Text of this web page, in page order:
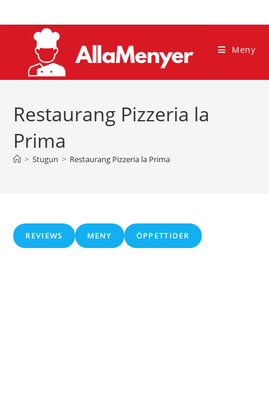
till
innehållet
Meny
Restaurang Pizzeria la
Prima
> Stugun > Restaurang Pizzeria la Prima
REVIEWS MENY ÖPPETTIDER